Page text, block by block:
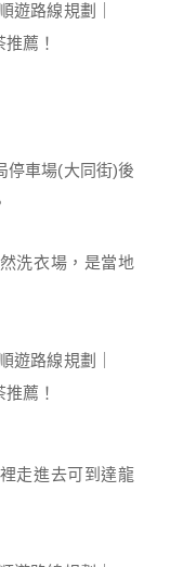
停車場(大同街)後
洗衣場，是當地
走進去可到達龍